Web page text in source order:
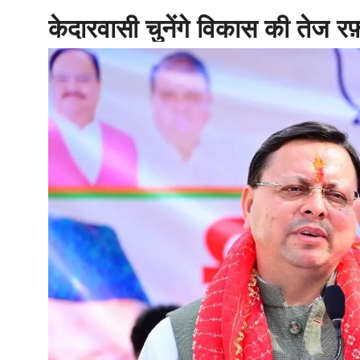
होम
केदारवासी चुनेंगे विकास की तेज